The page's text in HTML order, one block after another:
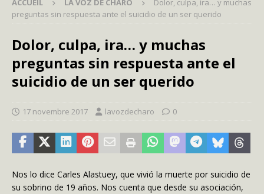
ACCUEIL LA VOZ DE CHARO
Dolor, culpa, ira… y muchas
preguntas sin respuesta ante el suicidio de un ser querido
Dolor, culpa, ira… y muchas
preguntas sin respuesta ante el
suicidio de un ser querido
17 novembre 2017 lavozdecharo 0
Nos lo dice Carles Alastuey, que vivió la muerte por suicidio de
su sobrino de 19 años. Nos cuenta que desde su asociación,